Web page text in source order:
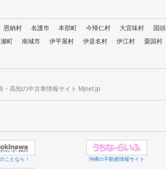
恩納村 名護市 本部町 今帰仁村 大宜味村 国
町 南城市 伊平屋村 伊是名村 伊江村 粟国村
・高知の中古車情報サイト Mjnet.jp
ことなら！ 沖縄の不動産情報サイト